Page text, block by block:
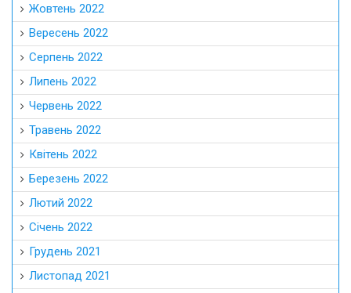
Жовтень 2022
Вересень 2022
Серпень 2022
Липень 2022
Червень 2022
Травень 2022
Квітень 2022
Березень 2022
Лютий 2022
Січень 2022
Грудень 2021
Листопад 2021